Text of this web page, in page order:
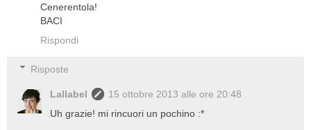
Cenerentola!
BACI
Rispondi
Risposte
Lallabel
15 ottobre 2013 alle ore 20:48
Uh grazie! mi rincuori un pochino :*